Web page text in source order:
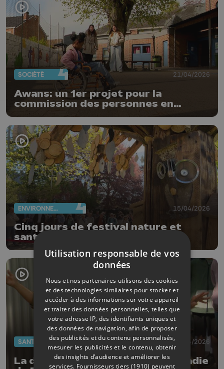
SOCIÉTÉ 21/04/2026
Awans: un 1er projet pour la
commission des personnes en
ENVIRONNEMENT 15/04/2026
Cinq jours de festival nature et
santé à Waremme
SANTÉ 09/04/2026
La danse pour mieux vivre la maladie
Utilisation responsable de vos
données
Nous et nos partenaires utilisons des cookies
et des technologies similaires pour stocker et
accéder à des informations sur votre appareil
et traiter des données personnelles, telles que
votre adresse IP, des identifiants uniques et
des données de navigation, afin de proposer
des publicités et du contenu personnalisés,
mesurer les publicités et le contenu, obtenir
des insights d’audience et améliorer les
services. Fournisseurs tiers (1910) peuvent